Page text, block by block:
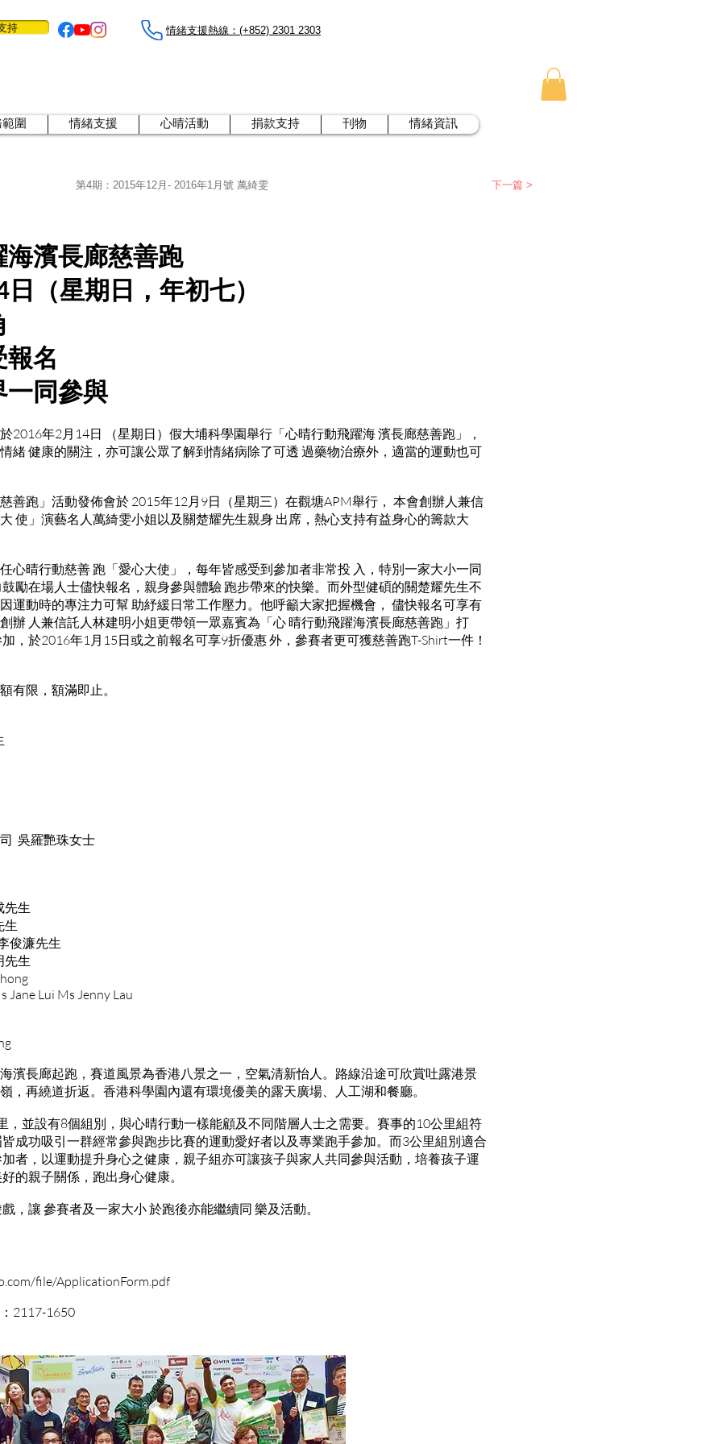
持 情緒支援熱線：​​(+852) 2301 2303
範圍 情緒支援 心晴活動 捐款支持 刊物 情緒資訊
第4期： 2015年12月- 2016年1月號 萬綺雯 下一篇 >
濱長廊慈善跑
（星期日，年初七）
名
一同參與
2016年2月14日 （星期日）假大埔科學園舉行「心晴行動飛躍海 濱長廊慈善跑」，
緒 健康的關注，亦可讓公眾了解到情緒病除了可透 過藥物治療外，適當的運動也可
善跑」活動發佈會於 2015年12月9日（星期三）在觀塘APM舉行， 本會創辦人兼信
使」演藝名人萬綺雯小姐以及關楚耀先生親身 出席，熱心支持有益身心的籌款大
心晴行動慈善 跑「愛心大使」，每年皆感受到參加者非常投 入，特別一家大小一同
勵在場人士儘快報名，親身參與體驗 跑步帶來的快樂。而外型健碩的關楚耀先生不
運動時的專注力可幫 助紓緩日常工作壓力。他呼籲大家把握機會， 儘快報名可享有
辦 人兼信託人林建明小姐更帶領一眾嘉賓為「心 晴行動飛躍海濱長廊慈善跑」打
，於2016年1月15日或之前報名可享9折優惠 外，參賽者更可獲慈善跑T-Shirt一件！
有限，額滿即止。
吳羅艷珠女士
先生
生
俊濂先生
先生
Jane Lui Ms Jenny Lau
濱長廊起跑，賽道風景為香港八景之一，空氣清新怡人。路線沿途可欣賞吐露港景
，再繞道折返。香港科學園內還有環境優美的露天廣場、人工湖和餐廳。
，並設有8個組別，與心晴行動一樣能顧及不同階層人士之需要。賽事的10公里組符
成功吸引一群經常參與跑步比賽的運動愛好者以及專業跑手參加。而3公里組別適合
者，以運動提升身心之健康，親子組亦可讓孩子與家人共同參與活動，培養孩子運
的親子關係，跑出身心健康。
，讓 參賽者及一家大小 於跑後亦能繼續同 樂及活動。
file/ApplicationForm.pdf
2117-1650